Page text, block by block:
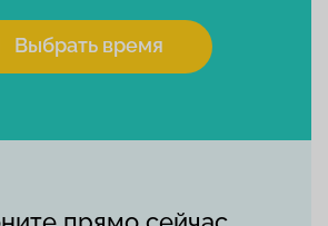
Выбрать время